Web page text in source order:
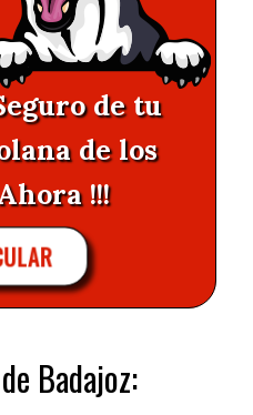
de tu
de los
!!!
Badajoz: